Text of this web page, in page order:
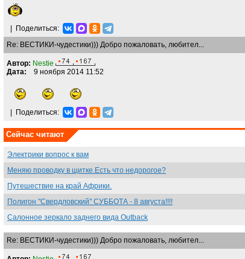
Поделиться:
Re: ВЕСТИКИ-чудестики))) Добро пожаловать, любител...
Автор: Nestie
Дата: 9 ноября 2014 11:52
Поделиться:
Сейчас читают
Электрики вопрос к вам
Меняю проводку в щитке.Есть что недорогое?
Путешествие на край Африки.
Полигон "Свердловский" СУББОТА - 8 августа!!!!
Салонное зеркало заднего вида Outback
Re: ВЕСТИКИ-чудестики))) Добро пожаловать, любител...